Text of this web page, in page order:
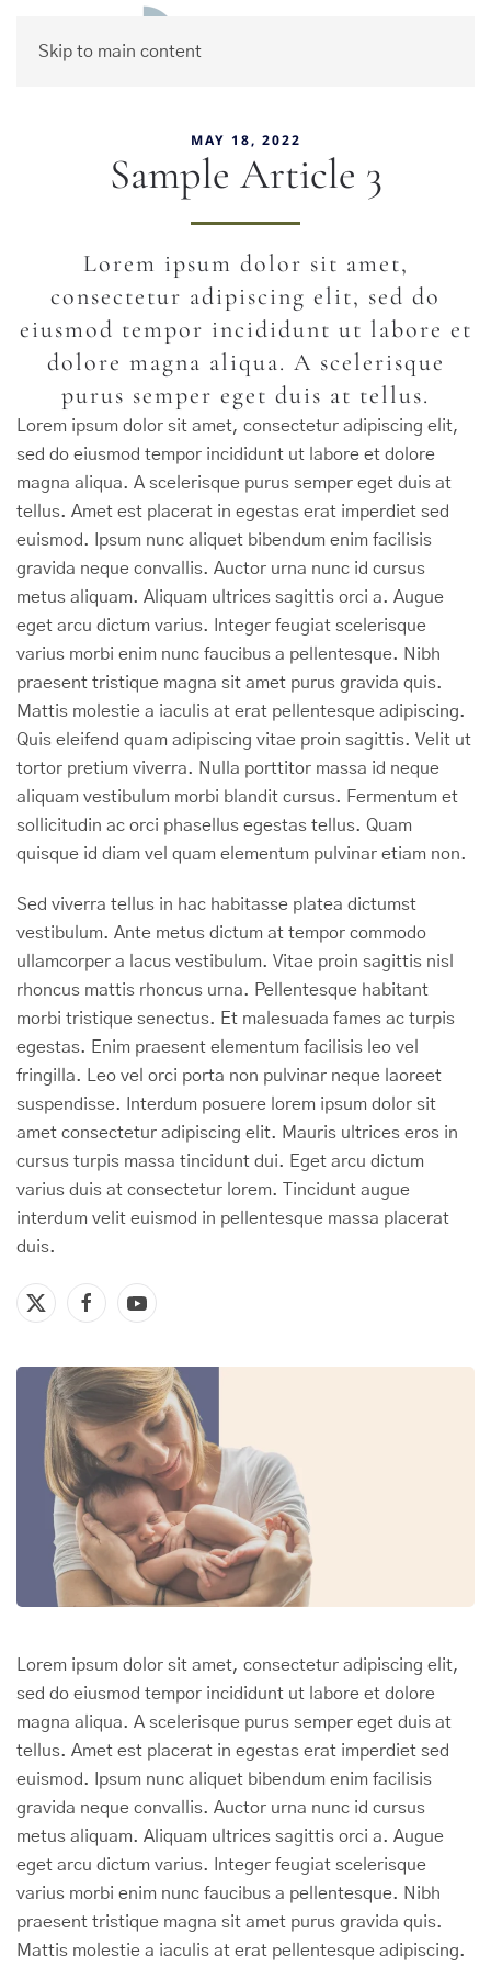
Skip to main content
MAY 18, 2022
Sample Article 3
Lorem ipsum dolor sit amet,
consectetur adipiscing elit, sed do
eiusmod tempor incididunt ut labore et
dolore magna aliqua. A scelerisque
purus semper eget duis at tellus.
Lorem ipsum dolor sit amet, consectetur adipiscing elit,
sed do eiusmod tempor incididunt ut labore et dolore
magna aliqua. A scelerisque purus semper eget duis at
tellus. Amet est placerat in egestas erat imperdiet sed
euismod. Ipsum nunc aliquet bibendum enim facilisis
gravida neque convallis. Auctor urna nunc id cursus
metus aliquam. Aliquam ultrices sagittis orci a. Augue
eget arcu dictum varius. Integer feugiat scelerisque
varius morbi enim nunc faucibus a pellentesque. Nibh
praesent tristique magna sit amet purus gravida quis.
Mattis molestie a iaculis at erat pellentesque adipiscing.
Quis eleifend quam adipiscing vitae proin sagittis. Velit ut
tortor pretium viverra. Nulla porttitor massa id neque
aliquam vestibulum morbi blandit cursus. Fermentum et
sollicitudin ac orci phasellus egestas tellus. Quam
quisque id diam vel quam elementum pulvinar etiam non.
Sed viverra tellus in hac habitasse platea dictumst
vestibulum. Ante metus dictum at tempor commodo
ullamcorper a lacus vestibulum. Vitae proin sagittis nisl
rhoncus mattis rhoncus urna. Pellentesque habitant
morbi tristique senectus. Et malesuada fames ac turpis
egestas. Enim praesent elementum facilisis leo vel
fringilla. Leo vel orci porta non pulvinar neque laoreet
suspendisse. Interdum posuere lorem ipsum dolor sit
amet consectetur adipiscing elit. Mauris ultrices eros in
cursus turpis massa tincidunt dui. Eget arcu dictum
varius duis at consectetur lorem. Tincidunt augue
interdum velit euismod in pellentesque massa placerat
duis.
Lorem ipsum dolor sit amet, consectetur adipiscing elit,
sed do eiusmod tempor incididunt ut labore et dolore
magna aliqua. A scelerisque purus semper eget duis at
tellus. Amet est placerat in egestas erat imperdiet sed
euismod. Ipsum nunc aliquet bibendum enim facilisis
gravida neque convallis. Auctor urna nunc id cursus
metus aliquam. Aliquam ultrices sagittis orci a. Augue
eget arcu dictum varius. Integer feugiat scelerisque
varius morbi enim nunc faucibus a pellentesque. Nibh
praesent tristique magna sit amet purus gravida quis.
Mattis molestie a iaculis at erat pellentesque adipiscing.